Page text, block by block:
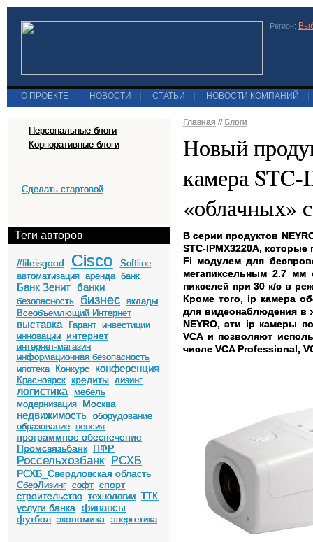
Регион:
О ПРОЕКТЕ НОВОСТИ СТАТЬИ НОВОСТИ КОМПАНИЙ
Персональные блоги
Корпоративные блоги
Сделать стартовой
Теги авторов
#lifeisgood Cisco
Softline
автоматизация аренда банк
Банк Зенит банки
безопасность бизнес
вклады
Всеобъемлющий Интернет
выставка Гарант инвестиции
инновации
интернет
интернет-магазин
информационная безопасность
ипотека
Конкурс конференция
Красноярск кредиты лизинг
логистика
мебель
модернизация
Москва
недвижимость оборудование
образование пенсия
программное обеспечение
Промсвязьбанк ПФР
Россельхозбанк РСХБ
РСХБ_Свердловская область
СберЛизинг софт спорт
строительство технологии ТТК
услуги банка финансы
футбол экономика энергетика
Главная // Блоги
Новый
камера
«облачных»
В серии продуктов
STC-IPMX3220A,
Fi модулем для
мегапиксельным 2.7 мм
пикселей при 30 к/с в
Кроме того, ip камера
для видеонаблюдения в
NEYRO, эти ip камеры
VCA и позволяют
числе VCA Professional,